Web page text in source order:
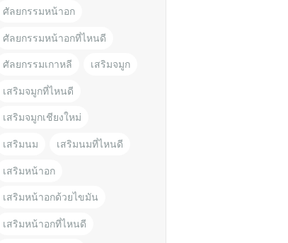
ศัลยกรรมหน้าอก
ศัลยกรรมหน้าอกที่ไหนดี
ศัลยกรรมเกาหลี เสริมจมูก
เสริมจมูกที่ไหนดี
เสริมจมูกเชียงใหม่
เสริมนม เสริมนมที่ไหนดี
เสริมหน้าอก
เสริมหน้าอกด้วยไขมัน
เสริมหน้าอกที่ไหนดี